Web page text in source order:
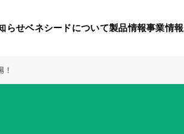
らせベネシードについて製品情報事業情報